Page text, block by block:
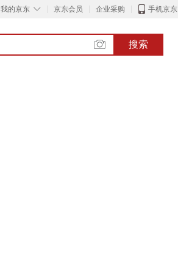
◇
我的京东 京东会员 企业采购 手机京东
搜索